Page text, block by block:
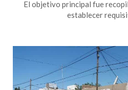
El objetivo principal fue
establecer